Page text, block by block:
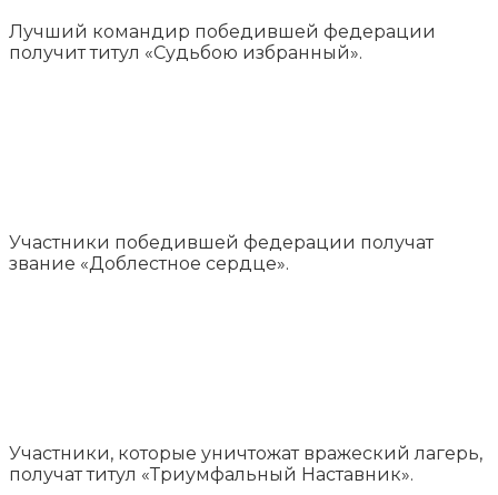
Лучший командир победившей федерации
получит титул «Судьбою избранный».
Участники победившей федерации получат
звание «Доблестное сердце».
Участники, которые уничтожат вражеский лагерь,
получат титул «Триумфальный Наставник».